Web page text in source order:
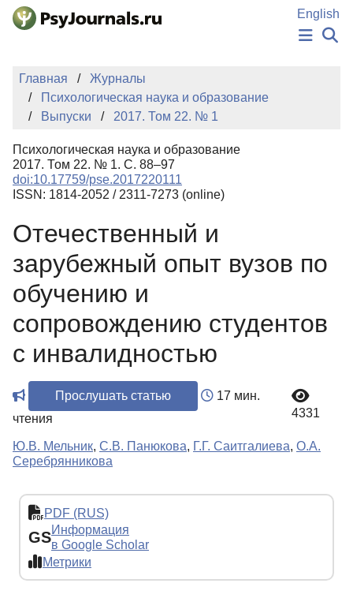
Перейти к основному содержанию
English
НОВОСТИ
ИЗДАНИЯ
АВТОРЫ
БАЗА ЗНАНИЙ
КЛЮЧЕВЫЕ СЛОВА
Регистрация
Главная
Журналы
Психологическая наука и образование
Выпуски
2017. Том 22. № 1
Психологическая наука и образование
2017. Том 22. № 1. С. 88–97
doi:10.17759/pse.2017220111
ISSN: 1814-2052 / 2311-7273 (online)
Отечественный и
зарубежный опыт вузов по
обучению и
сопровождению студентов
с инвалидностью
Прослушать статью
17 мин.
чтения
4331
Ю.В. Мельник, С.В. Панюкова, Г.Г. Саитгалиева, О.А.
Серебрянникова
PDF (RUS)
GSИнформация
в Google Scholar
Метрики